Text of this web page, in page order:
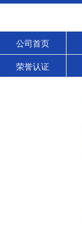
公司首页
荣誉认证